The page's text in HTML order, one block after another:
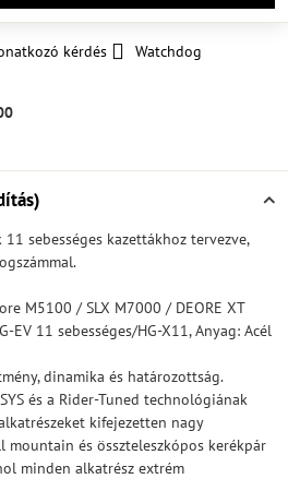
kérdés
Watchdog
sebességes kazettákhoz tervezve,
M5100 / SLX M7000 / DEORE XT
EV 11 sebességes/HG-X11, Anyag: Acél
dinamika és határozottság.
és a Rider-Tuned technológiának
kifejezetten nagy
mountain és összteleszkópos kerékpár
minden alkatrész extrém